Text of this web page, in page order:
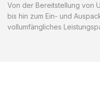
Von der Bereitstellung von
bis hin zum Ein- und
vollumfängliches